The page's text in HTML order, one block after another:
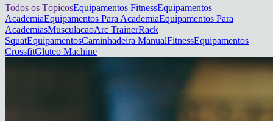
Todos os TópicosEquipamentos FitnessEquipamentos
AcademiaEquipamentos Para AcademiaEquipamentos Para
AcademiasMusculacaoArc TrainerRack
SquatEquipamentosCaminhadeira ManualFitnessEquipamentos
CrossfitGluteo Machine